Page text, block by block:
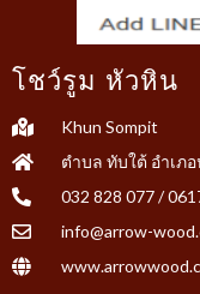
โชว์รูม หัวหิน
Khun Sompit
ตำบล ทับใต้ อำเภ
032 828 077 /
info@arrow-